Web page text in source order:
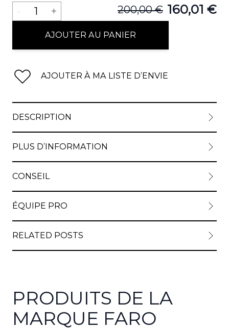
200,00 € 160,01 €
Quantité
- 1 +
AJOUTER AU PANIER
AJOUTER À MA LISTE D’ENVIE
DESCRIPTION
PLUS D’INFORMATION
CONSEIL
ÉQUIPE PRO
RELATED POSTS
PRODUITS DE LA
MARQUE FARO